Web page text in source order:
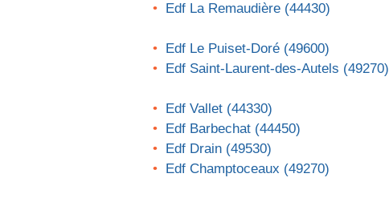
Edf La Remaudière (44430)
Edf Le Puiset-Doré (49600)
Edf Saint-Laurent-des-Autels (49270)
Edf Vallet (44330)
Edf Barbechat (44450)
Edf Drain (49530)
Edf Champtoceaux (49270)